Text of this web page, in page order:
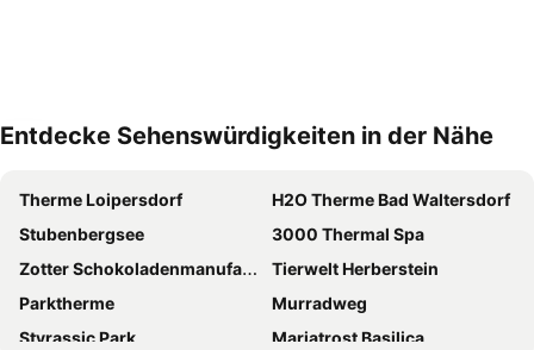
Entdecke Sehenswürdigkeiten in der Nähe
Therme Loipersdorf
H2O Therme Bad Waltersdorf
Stubenbergsee
3000 Thermal Spa
Zotter Schokoladenmanufaktur
Tierwelt Herberstein
Parktherme
Murradweg
Styrassic Park
Mariatrost Basilica